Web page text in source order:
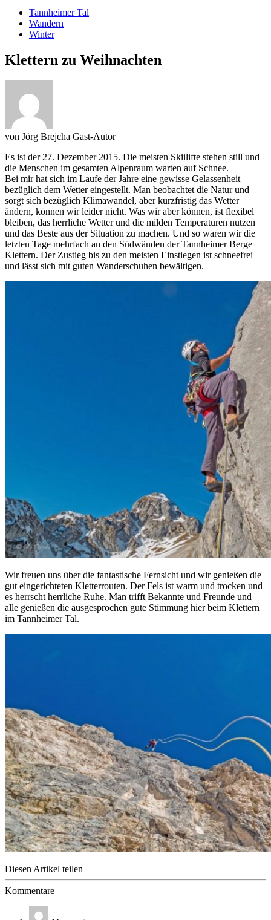
Tannheimer Tal
Wandern
Winter
Klettern zu Weihnachten
von Jörg Brejcha Gast-Autor
Es ist der 27. Dezember 2015. Die meisten Skiilifte stehen still und
die Menschen im gesamten Alpenraum warten auf Schnee.
Bei mir hat sich im Laufe der Jahre eine gewisse Gelassenheit
bezüglich dem Wetter eingestellt. Man beobachtet die Natur und
sorgt sich bezüglich Klimawandel, aber kurzfristig das Wetter
ändern, können wir leider nicht. Was wir aber können, ist flexibel
bleiben, das herrliche Wetter und die milden Temperaturen nutzen
und das Beste aus der Situation zu machen. Und so waren wir die
letzten Tage mehrfach an den Südwänden der Tannheimer Berge
Klettern. Der Zustieg bis zu den meisten Einstiegen ist schneefrei
und lässt sich mit guten Wanderschuhen bewältigen.
Wir freuen uns über die fantastische Fernsicht und wir genießen die
gut eingerichteten Kletterrouten. Der Fels ist warm und trocken und
es herrscht herrliche Ruhe. Man trifft Bekannte und Freunde und
alle genießen die ausgesprochen gute Stimmung hier beim Klettern
im Tannheimer Tal.
Diesen Artikel teilen
Kommentare